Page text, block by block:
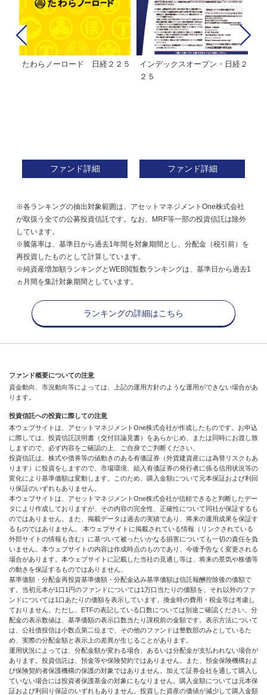
たわらノーロード 日経２２５
ファンド詳細
インデックスオープン・日経２
２５
ファンド詳細
※各ランキングの抽出対象範囲は、アセットマネジメントOne株式会社
が取扱う全ての公募投資信託です。なお、MRF等一部の投資信託は除外
しています。
※騰落率は、基準日から過去1年間を対象期間とし、分配金（税引前）を
再投資したものとして計算しています。
※純資産増加額ランキングとWEB閲覧数ランキングは、基準日から過去1
ヵ月間を集計対象期間としています。
ランキングの詳細はこちら
ファンド概要についての注意
資金動向、市況動向等によっては、上記の運用方針のような運用ができない場合があ
ります。
投資信託への投資に際しての注意
本ウェブサイトは、アセットマネジメントOne株式会社が作成したものです。お申込
に際しては、投資信託説明書（交付目論見書）をあらかじめ、または同時にお渡し致
しますので、必ず内容をご確認の上、ご自身でご判断ください。
投資信託は、株式や債券等の値動きのある有価証券（外貨建資産には為替リスクもあ
ります）に投資をしますので、市場環境、組入有価証券の発行者に係る信用状況等の
変化により基準価額は変動します。このため、購入金額について元本保証および利回
り保証のいずれもありません。
本ウェブサイトは、アセットマネジメントOne株式会社が信頼できると判断したデー
タにより作成しておりますが、その内容の完全性、正確性について同社が保証するも
のではありません。また、掲載データは過去の実績であり、将来の運用成果を保証す
るものではありません。 本ウェブサイトに掲載されている情報（リンクされている
外部サイトの情報も含む）に基づいて被ったいかなる損害についても一切の責任を負
いません。本ウェブサイトの内容は作成時点のものであり、今後予告なく変更される
場合があります。本ウェブサイトに記載した当社の見通し等は、将来の景気や株価等
の動きを保証するものではありません。
基準価額・分配金再投資基準価額・分配金込み基準価額は信託報酬控除後の価額で
す。当初元本が1口1円のファンドについては1万口当たりの価額を、それ以外のファ
ンドについては1口あたりの価額を表示しています。換金時の費用・税金等は考慮し
ておりません。ただし、ETFの表記している口数については別途ご確認ください。分
配金の表示数値は、基準価額の表示口数当たり課税前の金額です。表示方法について
は、公社債投信は小数点第二位まで、その他のファンドは整数部のみとしているた
め、実際の分配金額と表示上の差異が生じることがあります。
運用状況によっては、分配金額が変わる場合、あるいは分配金が支払われない場合が
あります。投資信託は、預金等や保険契約ではありません。また、預金保険機構およ
び保険契約者保護機構の保護の対象ではありません。加えて証券会社を通して購入し
ていない場合には投資者保護基金の対象にもなりません。購入金額については元本保
証および利回り保証のいずれもありません。投資した資産の価値が減少して購入金額